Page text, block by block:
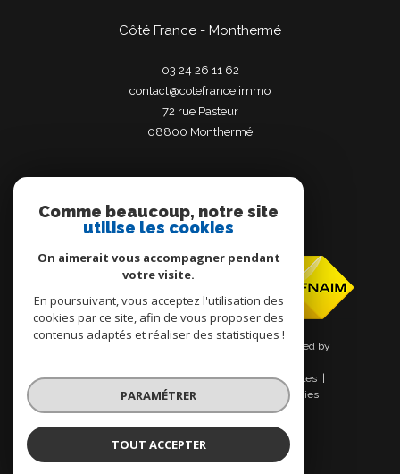
Côté France - Monthermé
03 24 26 11 62
contact@cotefrance.immo
72 rue Pasteur
08800
monthermé
Adhérents
© 2026 | Tous droits réservés | Traduction powered by
Nos honoraires
Plan du site
Mentions légales
Nos liens Politique RGPD Cookies
Comme beaucoup, notre site
utilise les cookies
On aimerait vous accompagner pendant
votre visite.
En poursuivant, vous acceptez l'utilisation des
cookies par ce site, afin de vous proposer des
contenus adaptés et réaliser des statistiques !
PARAMÉTRER
TOUT ACCEPTER